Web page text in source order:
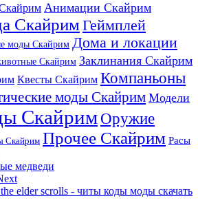
Анимации Скайрим
СкайримГеймплей
моды Скайрим Дома и локации
Скайрим Заклинания Скайрим
Квесты Скайрим Компаньоны
моды Скайрим Модели
СкайримОружие
Скайрим Прочее Скайрим Расы
медведи